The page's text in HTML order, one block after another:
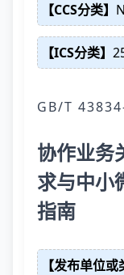
【CCS分类】
【ICS分类】
GB/T
协作业
求与中小
指南
【发布单位或